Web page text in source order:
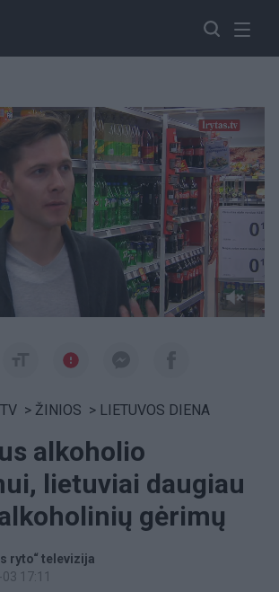
> ŽINIOS > LIETUVOS DIENA
alkoholio
lietuviai daugiau
gėrimų
ryto“ televizija
17:11